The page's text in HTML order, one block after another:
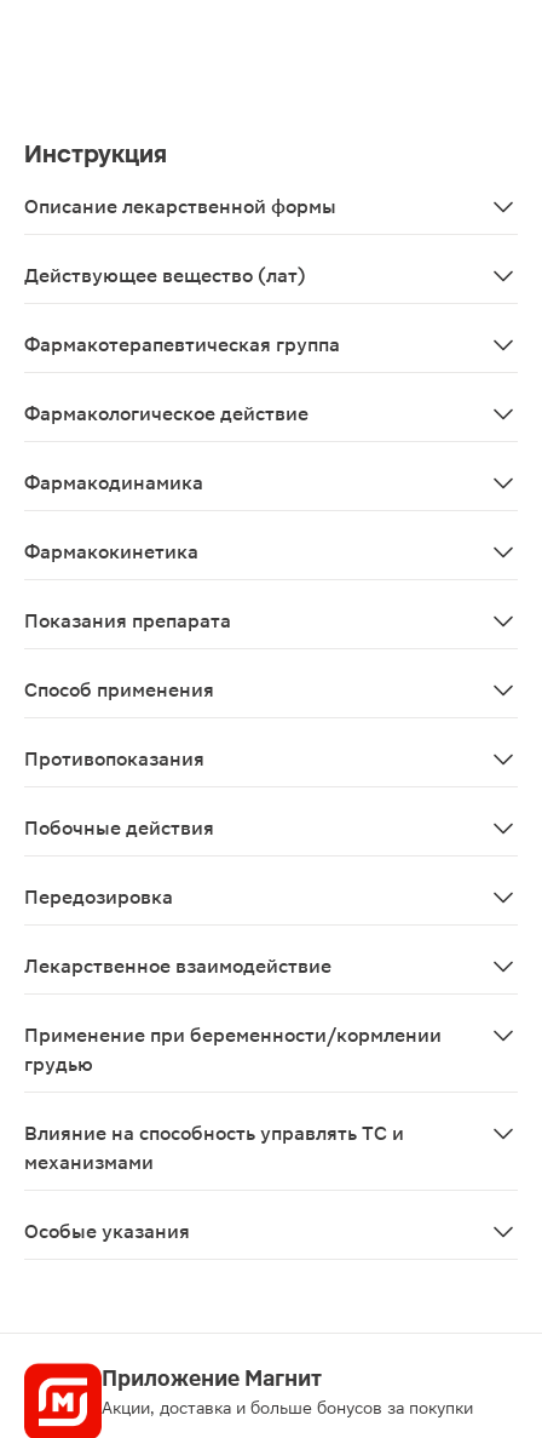
Инструкция
Описание лекарственной формы
Действующее вещество (лат)
Фармакотерапевтическая группа
Фармакологическое действие
Фармакодинамика
Фармакокинетика
Показания препарата
Способ применения
Противопоказания
Побочные действия
Передозировка
Лекарственное взаимодействие
Применение при беременности/кормлении
грудью
Влияние на способность управлять ТС и
механизмами
Особые указания
Приложение Магнит
Акции, доставка и больше бонусов за покупки